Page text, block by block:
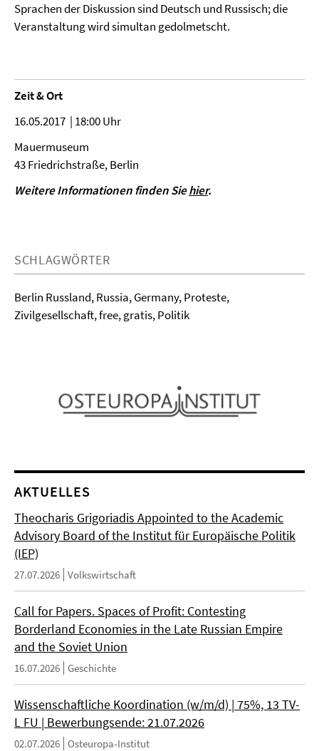
Sprachen der Diskussion sind Deutsch und Russisch; die
Veranstaltung wird simultan gedolmetscht.
Zeit & Ort
16.05.2017 | 18:00 Uhr
Mauermuseum
43 Friedrichstraße, Berlin
Weitere Informationen finden Siehier.
SCHLAGWÖRTER
Berlin Russland, Russia, Germany, Proteste,
Zivilgesellschaft, free, gratis, Politik
AKTUELLES
Theocharis Grigoriadis Appointed to the Academic
Advisory Board of the Institut für Europäische Politik
(IEP)
27.07.2026 Volkswirtschaft
Call for Papers. Spaces of Profit: Contesting
Borderland Economies in the Late Russian Empire
and the Soviet Union
16.07.2026 Geschichte
Wissenschaftliche Koordination (w/m/d) | 75%, 13 TV-
L FU | Bewerbungsende: 21.07.2026
02.07.2026 Osteuropa-Institut